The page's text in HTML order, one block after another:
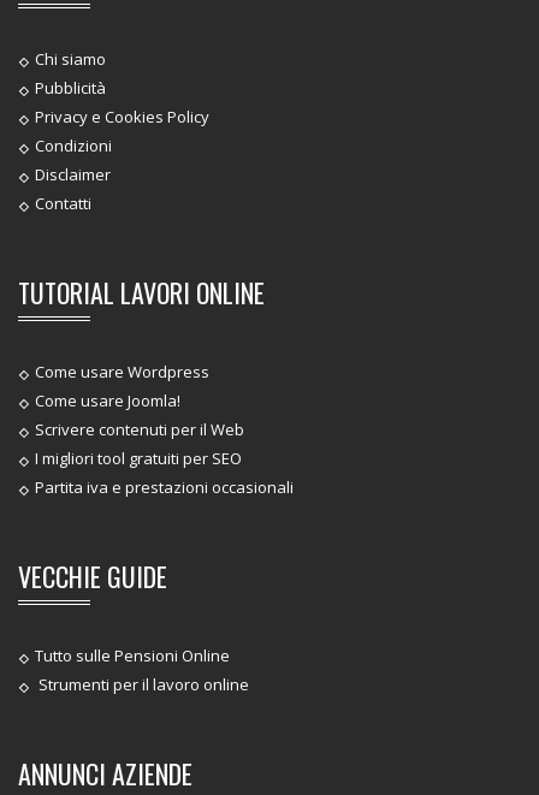
Chi siamo
Pubblicità
Privacy e Cookies Policy
Condizioni
Disclaimer
Contatti
TUTORIAL LAVORI ONLINE
Come usare Wordpress
Come usare Joomla!
Scrivere contenuti per il Web
I migliori tool gratuiti per SEO
Partita iva e prestazioni occasionali
VECCHIE GUIDE
Tutto sulle Pensioni Online
Strumenti per il lavoro online
ANNUNCI AZIENDE